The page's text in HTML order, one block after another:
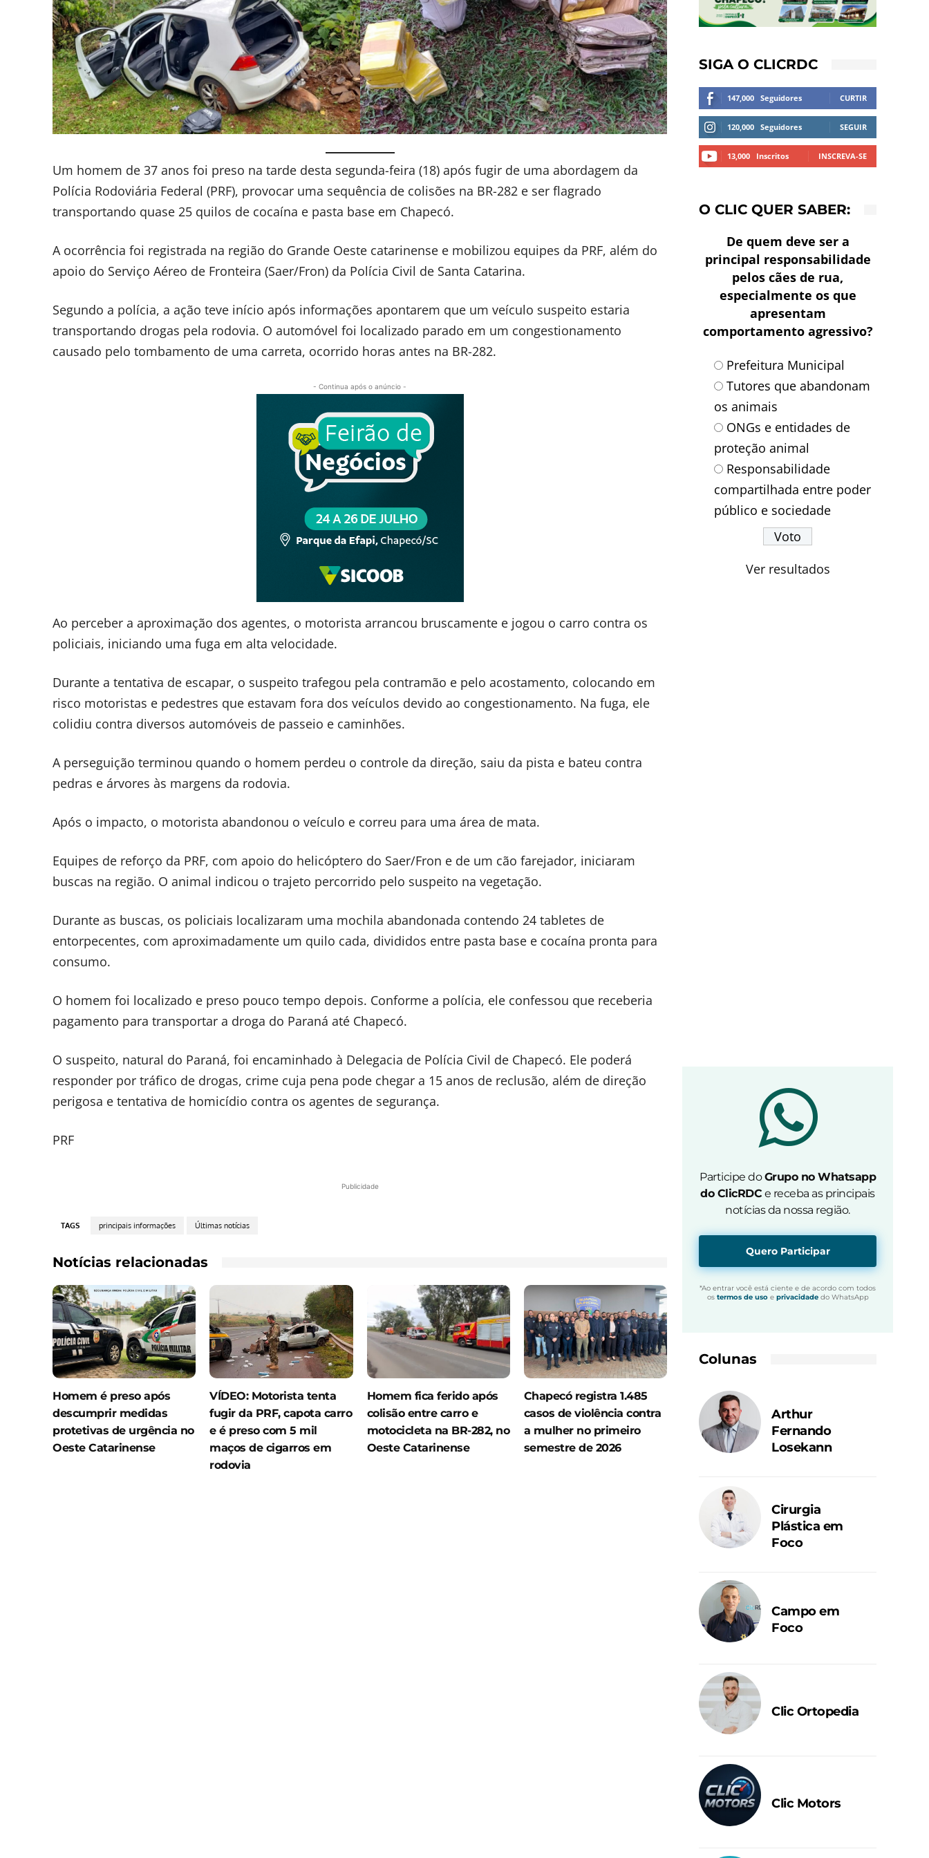
Um homem de 37 anos foi preso na tarde desta segunda-feira (18) após fugir de uma abordagem da
Polícia Rodoviária Federal (PRF), provocar uma sequência de colisões na BR-282 e ser flagrado
transportando quase 25 quilos de cocaína e pasta base em Chapecó.
A ocorrência foi registrada na região do Grande Oeste catarinense e mobilizou equipes da PRF, além do
apoio do Serviço Aéreo de Fronteira (Saer/Fron) da Polícia Civil de Santa Catarina.
Segundo a polícia, a ação teve início após informações apontarem que um veículo suspeito estaria
transportando drogas pela rodovia. O automóvel foi localizado parado em um congestionamento
causado pelo tombamento de uma carreta, ocorrido horas antes na BR-282.
- Continua após o anúncio -
Ao perceber a aproximação dos agentes, o motorista arrancou bruscamente e jogou o carro contra os
policiais, iniciando uma fuga em alta velocidade.
Durante a tentativa de escapar, o suspeito trafegou pela contramão e pelo acostamento, colocando em
risco motoristas e pedestres que estavam fora dos veículos devido ao congestionamento. Na fuga, ele
colidiu contra diversos automóveis de passeio e caminhões.
A perseguição terminou quando o homem perdeu o controle da direção, saiu da pista e bateu contra
pedras e árvores às margens da rodovia.
Após o impacto, o motorista abandonou o veículo e correu para uma área de mata.
Equipes de reforço da PRF, com apoio do helicóptero do Saer/Fron e de um cão farejador, iniciaram
buscas na região. O animal indicou o trajeto percorrido pelo suspeito na vegetação.
Durante as buscas, os policiais localizaram uma mochila abandonada contendo 24 tabletes de
entorpecentes, com aproximadamente um quilo cada, divididos entre pasta base e cocaína pronta para
consumo.
O homem foi localizado e preso pouco tempo depois. Conforme a polícia, ele confessou que receberia
pagamento para transportar a droga do Paraná até Chapecó.
O suspeito, natural do Paraná, foi encaminhado à Delegacia de Polícia Civil de Chapecó. Ele poderá
responder por tráfico de drogas, crime cuja pena pode chegar a 15 anos de reclusão, além de direção
perigosa e tentativa de homicídio contra os agentes de segurança.
PRF
Publicidade
TAGS principais informações Últimas notícias
Notícias relacionadas
Homem é preso após
descumprir medidas
protetivas de urgência no
Oeste Catarinense
VÍDEO: Motorista tenta
fugir da PRF, capota carro
e é preso com 5 mil
maços de cigarros em
rodovia
Homem fica ferido após
colisão entre carro e
motocicleta na BR-282, no
Oeste Catarinense
Chapecó registra 1.485
casos de violência contra
a mulher no primeiro
semestre de 2026
SIGA O CLICRDC
147,000 Seguidores CURTIR
120,000 Seguidores SEGUIR
13,000 Inscritos INSCREVA-SE
O CLIC QUER SABER:
De quem deve ser a
principal responsabilidade
pelos cães de rua,
especialmente os que
apresentam
comportamento agressivo?
Prefeitura Municipal
Tutores que abandonam
os animais
ONGs e entidades de
proteção animal
Responsabilidade
compartilhada entre poder
público e sociedade
Ver resultados
Participe doGrupo no Whatsapp
do ClicRDC e receba as principais
notícias da nossa região.
Quero Participar
*Ao entrar você está ciente e de acordo com todos
os termos de usoe privacidadedo WhatsApp
Colunas
Arthur
Fernando
Losekann
Cirurgia
Plástica em
Foco
Campo em
Foco
Clic Ortopedia
Clic Motors